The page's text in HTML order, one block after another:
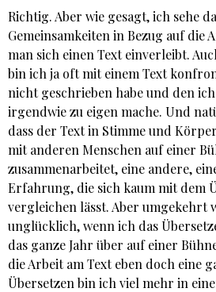
Richtig. Aber wie gesagt, ich sehe
Gemeinsamkeiten in Bezug auf die
man sich einen Text einverleibt.
bin ich ja oft mit einem Text
nicht geschrieben habe und den
irgendwie zu eigen mache. Und
dass der Text in Stimme und
mit anderen Menschen auf einer
zusammenarbeitet, eine andere,
Erfahrung, die sich kaum mit dem
vergleichen lässt. Aber umgekehrt
unglücklich, wenn ich das
das ganze Jahr über auf einer
die Arbeit am Text eben doch eine
Übersetzen bin ich viel mehr in